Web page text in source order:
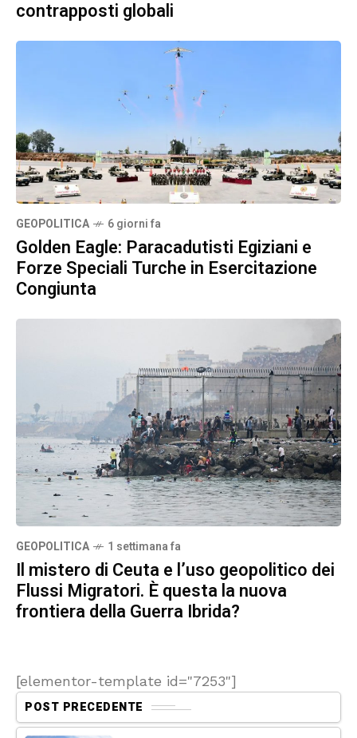
contrapposti globali
GEOPOLITICA 6 giorni fa
Golden Eagle: Paracadutisti Egiziani e
Forze Speciali Turche in Esercitazione
Congiunta
GEOPOLITICA 1 settimana fa
Il mistero di Ceuta e l’uso geopolitico dei
Flussi Migratori. È questa la nuova
frontiera della Guerra Ibrida?
[elementor-template id="7253"]
POST PRECEDENTE